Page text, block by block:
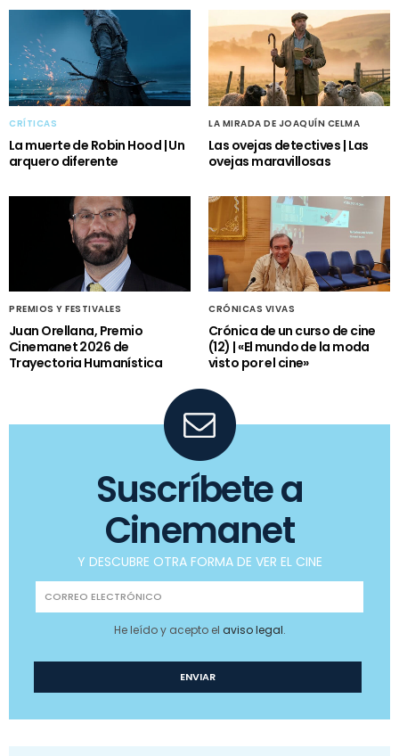
CRÍTICAS
La muerte de Robin Hood | Un
arquero diferente
LA MIRADA DE JOAQUÍN CELMA
Las ovejas detectives | Las
ovejas maravillosas
PREMIOS Y FESTIVALES
Juan Orellana, Premio
Cinemanet 2026 de
Trayectoria Humanística
CRÓNICAS VIVAS
Crónica de un curso de cine
(12) | «El mundo de la moda
visto por el cine»
Suscríbete a
Cinemanet
Y DESCUBRE OTRA FORMA DE VER EL CINE
He leído y acepto el aviso legal.